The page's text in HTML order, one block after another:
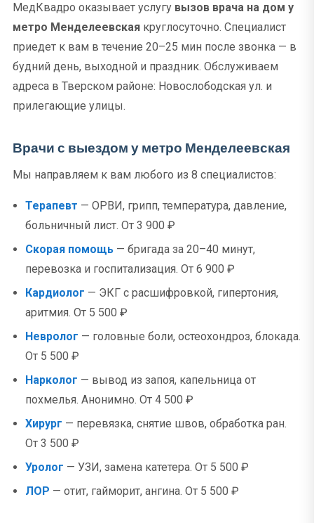
МедКвадро оказывает услугу вызов врача на дом у
метро Менделеевская круглосуточно. Специалист
приедет к вам в течение 20–25 мин после звонка — в
будний день, выходной и праздник. Обслуживаем
адреса в Тверском районе: Новослободская ул. и
прилегающие улицы.
Врачи с выездом у метро Менделеевская
Мы направляем к вам любого из 8 специалистов:
Терапевт — ОРВИ, грипп, температура, давление,
больничный лист. От 3 900 ₽
Скорая помощь — бригада за 20–40 минут,
перевозка и госпитализация. От 6 900 ₽
Кардиолог — ЭКГ с расшифровкой, гипертония,
аритмия. От 5 500 ₽
Невролог — головные боли, остеохондроз, блокада.
От 5 500 ₽
Нарколог — вывод из запоя, капельница от
похмелья. Анонимно. От 4 500 ₽
Хирург — перевязка, снятие швов, обработка ран.
От 3 500 ₽
Уролог — УЗИ, замена катетера. От 5 500 ₽
ЛОР — отит, гайморит, ангина. От 5 500 ₽